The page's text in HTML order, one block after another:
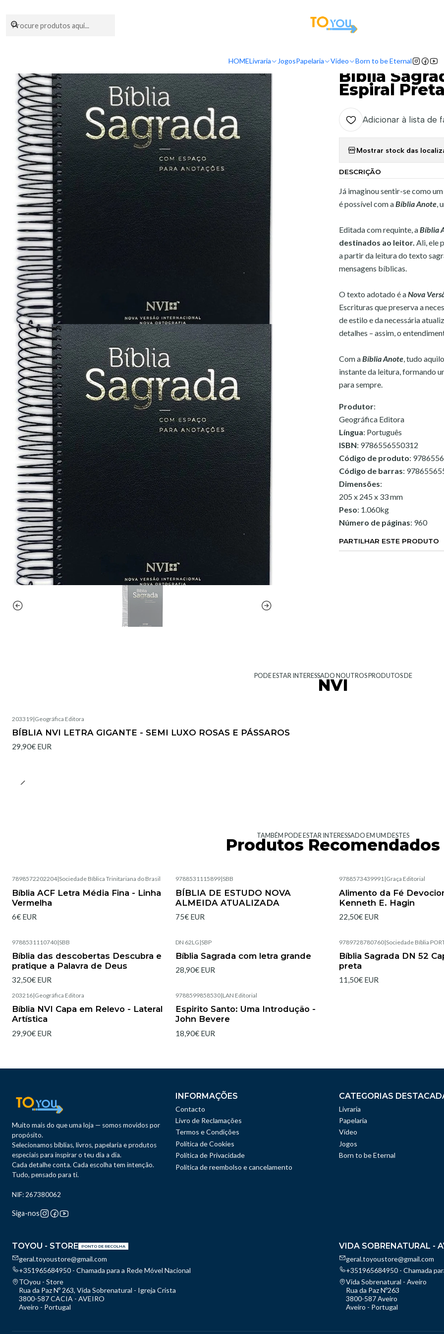
HOMELivraria JogosPapelaria Vídeo Born to be Eternal
Bíblia Sagrada Anote NVI Capa
|
Bíblia
Espiral Preta
Adicionar à lista de
Mostrar stock das
DESCRIÇÃO
Já imaginou sentir-se como
é possível com aBíblia Anote,
Editada com requinte, aBíblia
destinados ao leitor. Ali, ele
a partir da leitura do texto
mensagens bíblicas.
O texto adotado é aNova
Escrituras que preserva a
de estilo e da necessária
detalhes – assim, o
Com aBíblia Anote, tudo
instante da leitura, formando
para sempre.
Produtor:
Geográfica Editora
Língua: Português
ISBN: 9786556550312
Código de produto:
Código de barras:
Dimensões:
205 x 245 x 33 mm
Peso: 1.060kg
Número de páginas: 960
PARTILHAR ESTE PRODUTO
PODE ESTAR INTERESSADO NOUTROS PRODUTOS DE
NVI
203319|Geográfica Editora
BÍBLIA NVI LETRA GIGANTE - SEMI LUXO ROSAS E PÁSSAROS
29,90€ EUR
TAMBÉM PODE ESTAR INTERESSADO EM UM DESTES
Produtos Recomendados
7898572202204|Sociedade Bíblica Trinitariana do Brasil
Bíblia ACF Letra Média Fina - Linha
Vermelha
6€ EUR
9788531115899|SBB
BÍBLIA DE ESTUDO NOVA
ALMEIDA ATUALIZADA
75€ EUR
9788573439991|Graça Editorial
Alimento da Fé
Kenneth E. Hagin
22,50€ EUR
9788531110740|SBB
Bíblia das descobertas Descubra e
pratique a Palavra de Deus
32,50€ EUR
DN 62LG |SBP
Bíblia Sagrada com letra grande
28,90€ EUR
9789728780760|Sociedade Bíblia
Bíblia Sagrada DN 52
preta
11,50€ EUR
203216|Geográfica Editora
Bíblia NVI Capa em Relevo - Lateral
Artística
29,90€ EUR
9788599858530|LAN Editorial
Espirito Santo: Uma Introdução -
John Bevere
18,90€ EUR
Muito mais do que uma loja — somos movidos por
propósito.
Selecionamos bíblias, livros, papelaria e produtos
especiais para inspirar o teu dia a dia.
Cada detalhe conta. Cada escolha tem intenção.
Tudo, pensado para ti.
NIF: 267380062
Siga-nos
INFORMAÇÕES
Contacto
Livro de Reclamações
Termos e Condições
Política de Cookies
Política de Privacidade
Politica de reembolso e cancelamento
CATEGORIAS
Livraria
Papelaria
Vídeo
Jogos
Born to be Eternal
TOYOU - STORE PONTO DE RECOLHA
geral.toyoustore@gmail.com
+351965684950 - Chamada para a Rede Móvel Nacional
TOyou - Store
Rua da Paz Nº 263, Vida Sobrenatural - Igreja Crista
3800-587 CACIA - AVEIRO
Aveiro - Portugal
VIDA SOBRENATURAL -
geral.toyoustore@gmail.com
+351965684950 - Chamada
Vida Sobrenatural - Aveiro
Rua da Paz Nº263
3800-587 Aveiro
Aveiro - Portugal